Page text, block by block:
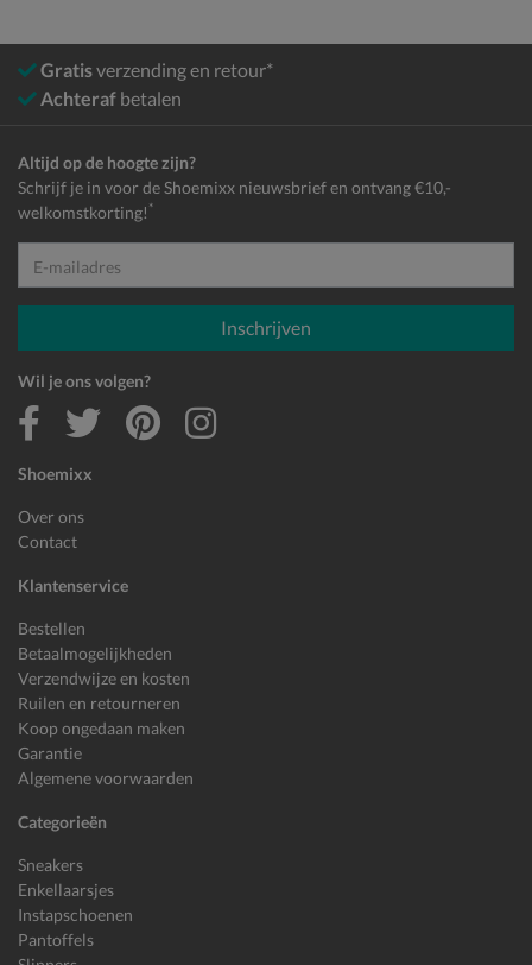
Gratisverzending en retour*
Achteraf betalen
Shoemixx
Over ons
Contact
Klantenservice
Bestellen
Betaalmogelijkheden
Verzendwijze en kosten
Ruilen en retourneren
Koop ongedaan maken
Garantie
Algemene voorwaarden
Categorieën
Sneakers
Enkellaarsjes
Instapschoenen
Pantoffels
Altijd op de hoogte zijn?
Schrijf je in voor de Shoemixx nieuwsbrief en ontvang €10,-
welkomstkorting! *
E-mailadres
Inschrijven
Wil je ons volgen?